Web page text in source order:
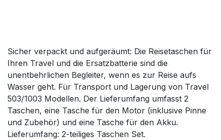
Sicher verpackt und aufgeräumt: Die Reisetaschen für
Ihren Travel und die Ersatzbatterie sind die
unentbehrlichen Begleiter, wenn es zur Reise aufs
Wasser geht. Für Transport und Lagerung von Travel
503/1003 Modellen. Der Lieferumfang umfasst 2
Taschen, eine Tasche für den Motor (inklusive Pinne
und Zubehör) und eine Tasche für den Akku.
Lieferumfang: 2-teiliges Taschen Set.